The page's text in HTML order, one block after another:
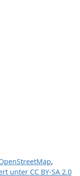
,
unter CC BY-SA 2.0